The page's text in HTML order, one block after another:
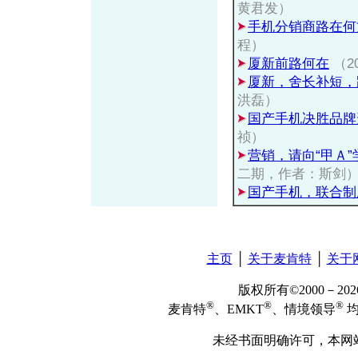
黄君发）
手机分销商路在
程）
厦新前路何在
（
厦新，舍长补短
洪磊）
国产手机决胜品
祯）
营销，请向“甲Ａ
二期，作者：斯剑
国产手机，联合
主页│ 关于麦肯特│ 关于
版权所有©2000－
麦肯特® 、EMKT® 、情境领导®
未经书面明确许可，本